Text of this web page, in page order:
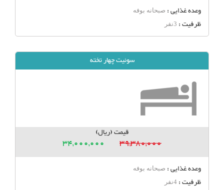
وعده غذایی : صبحانه بوفه
ظرفیت : 3نفر
سوئیت چهار تخته
قیمت (ریال)
39,380,000
34,000,000
وعده غذایی : صبحانه بوفه
ظرفیت : 4نفر